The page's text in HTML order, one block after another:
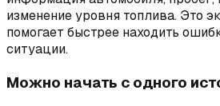
изменение уровня топлива. Это
помогает быстрее находить
ситуации.
Можно начать с одного